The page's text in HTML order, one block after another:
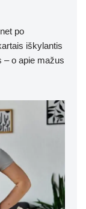
po
iškylantis
– o apie mažus